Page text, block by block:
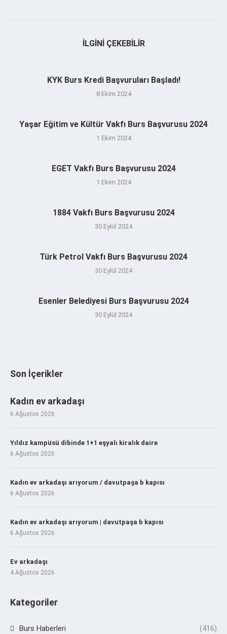
İLGINI ÇEKEBILIR
KYK Burs Kredi Başvuruları Başladı!
8 Ekim 2024
Yaşar Eğitim ve Kültür Vakfı Burs Başvurusu 2024
1 Ekim 2024
EGET Vakfı Burs Başvurusu 2024
1 Ekim 2024
1884 Vakfı Burs Başvurusu 2024
30 Eylül 2024
Türk Petrol Vakfı Burs Başvurusu 2024
30 Eylül 2024
Esenler Belediyesi Burs Başvurusu 2024
30 Eylül 2024
Son İçerikler
Kadın ev arkadaşı
6 Ağustos 2026
Yıldız kampüsü dibinde 1+1 eşyalı kiralık daire
6 Ağustos 2026
Kadın ev arkadaşı arıyorum / davutpaşa b kapısı
6 Ağustos 2026
Kadın ev arkadaşı arıyorum | davutpaşa b kapısı
6 Ağustos 2026
Ev arkadaşı
4 Ağustos 2026
Kategoriler
Burs Haberleri (416)